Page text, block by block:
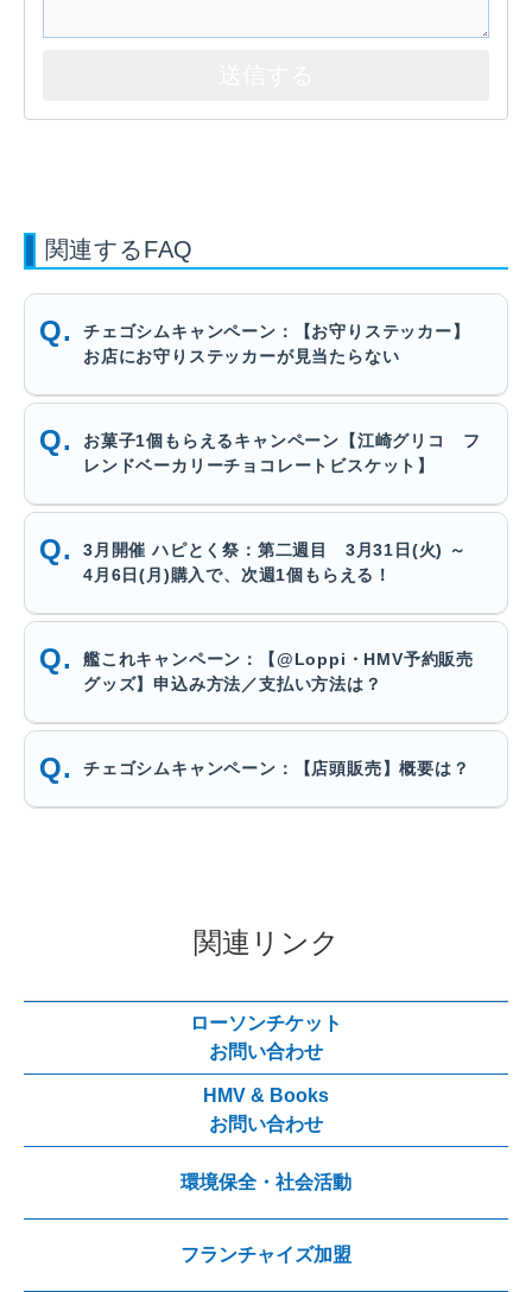
関連するFAQ
チェゴシムキャンペーン：【お守りステッカー】
お店にお守りステッカーが見当たらない
お菓子1個もらえるキャンペーン【江崎グリコ フ
レンドベーカリーチョコレートビスケット】
3月開催 ハピとく祭：第二週目 3月31日(火) ～
4月6日(月)購入で、次週1個もらえる！
艦これキャンペーン：【@Loppi・HMV予約販売
グッズ】申込み方法／支払い方法は？
チェゴシムキャンペーン：【店頭販売】概要は？
関連リンク
ローソンチケット
お問い合わせ
HMV & Books
お問い合わせ
環境保全・社会活動
フランチャイズ加盟